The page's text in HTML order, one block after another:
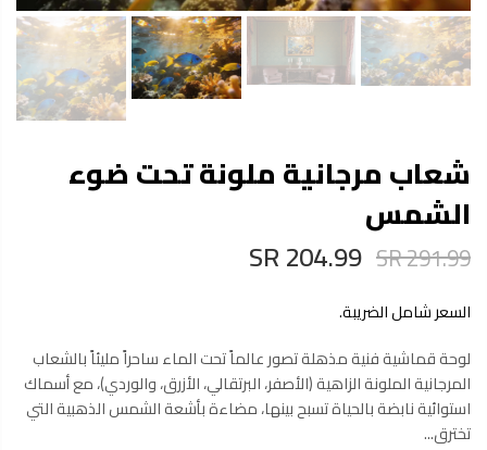
شعاب مرجانية ملونة تحت ضوء
الشمس
291.99 SR
204.99 SR
السعر شامل الضريبة.
لوحة قماشية فنية مذهلة تصور عالماً تحت الماء ساحراً مليئاً بالشعاب
المرجانية الملونة الزاهية (الأصفر، البرتقالي، الأزرق، والوردي)، مع أسماك
استوائية نابضة بالحياة تسبح بينها، مضاءة بأشعة الشمس الذهبية التي
تخترق...